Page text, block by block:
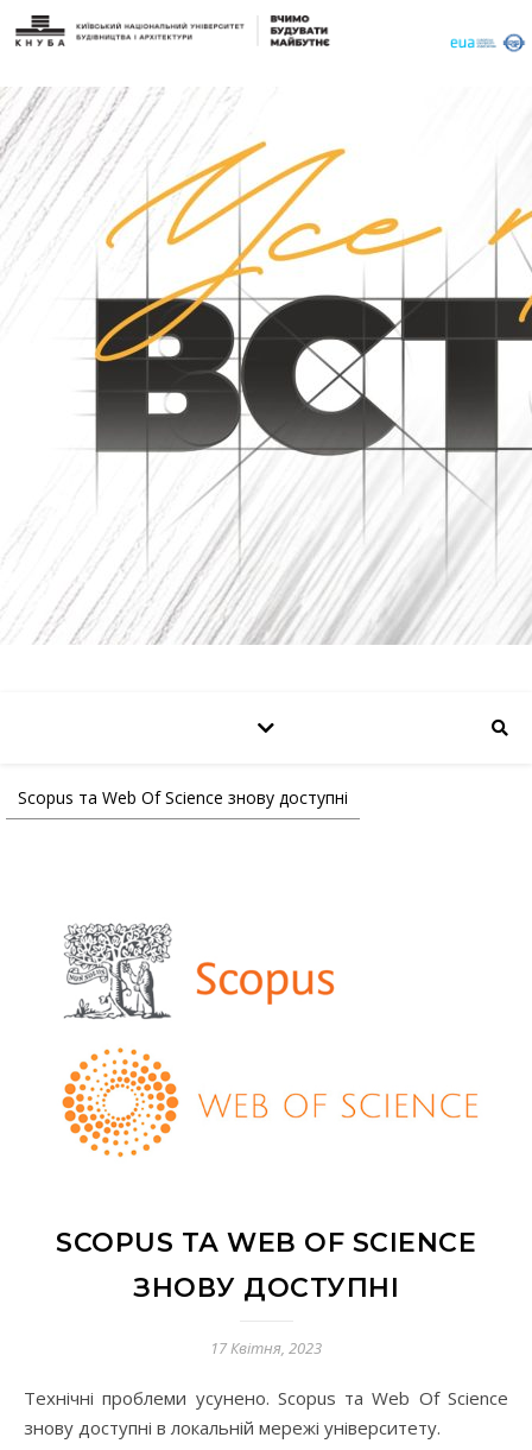
Scopus та Web Of Science знову доступні
SCOPUS ТА WEB OF SCIENCE
ЗНОВУ ДОСТУПНІ
17 Квітня, 2023
Технічні проблеми усунено. Scopus та Web Of Science
знову доступні в локальній мережі університету.